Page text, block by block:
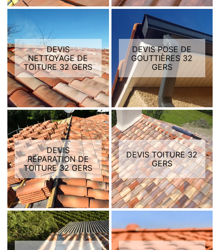
DEVIS
NETTOYAGE DE
TOITURE 32 GERS
DEVIS POSE DE
GOUTTIÈRES 32
GERS
DEVIS
RÉPARATION DE
TOITURE 32 GERS
DEVIS TOITURE 32
GERS